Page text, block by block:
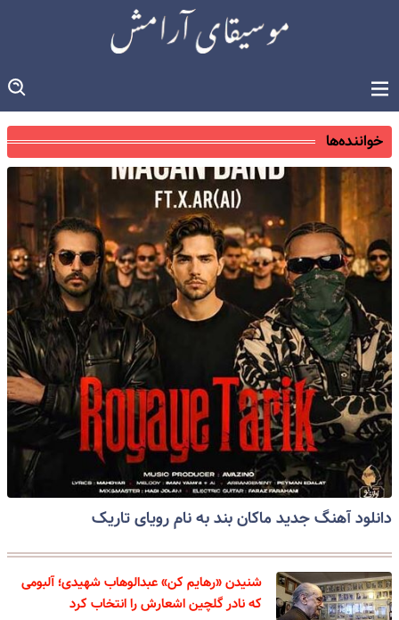
خواننده‌ها
دانلود آهنگ جدید ماکان بند به نام رویای تاریک
شنیدن «رهایم کن» عبدالوهاب شهیدی؛ آلبومی
که نادر گلچین اشعارش را انتخاب کرد